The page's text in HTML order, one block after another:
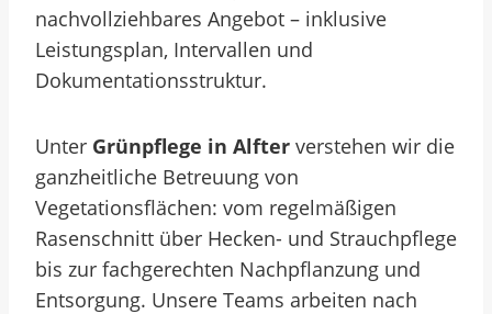
nachvollziehbares Angebot – inklusive
Leistungsplan, Intervallen und
Dokumentationsstruktur.
Unter Grünpflege in Alfter verstehen wir die
ganzheitliche Betreuung von
Vegetationsflächen: vom regelmäßigen
Rasenschnitt über Hecken- und Strauchpflege
bis zur fachgerechten Nachpflanzung und
Entsorgung. Unsere Teams arbeiten nach